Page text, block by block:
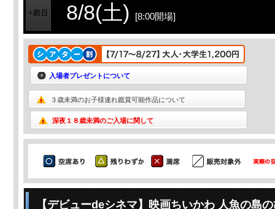
8/8(土) [8:00開場]
入場者プレゼントについて
３歳未満のお子様連れ鑑賞可能作品について
深夜１８歳未満のご入場に関して
【デビューdeシネマ】映画ちいかわ 人魚の島